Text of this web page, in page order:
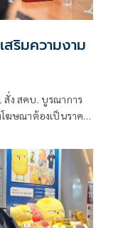
สริมความงาม
สั่ง สคบ. บูรณาการ
ฆษณาต้องเป็นราคา